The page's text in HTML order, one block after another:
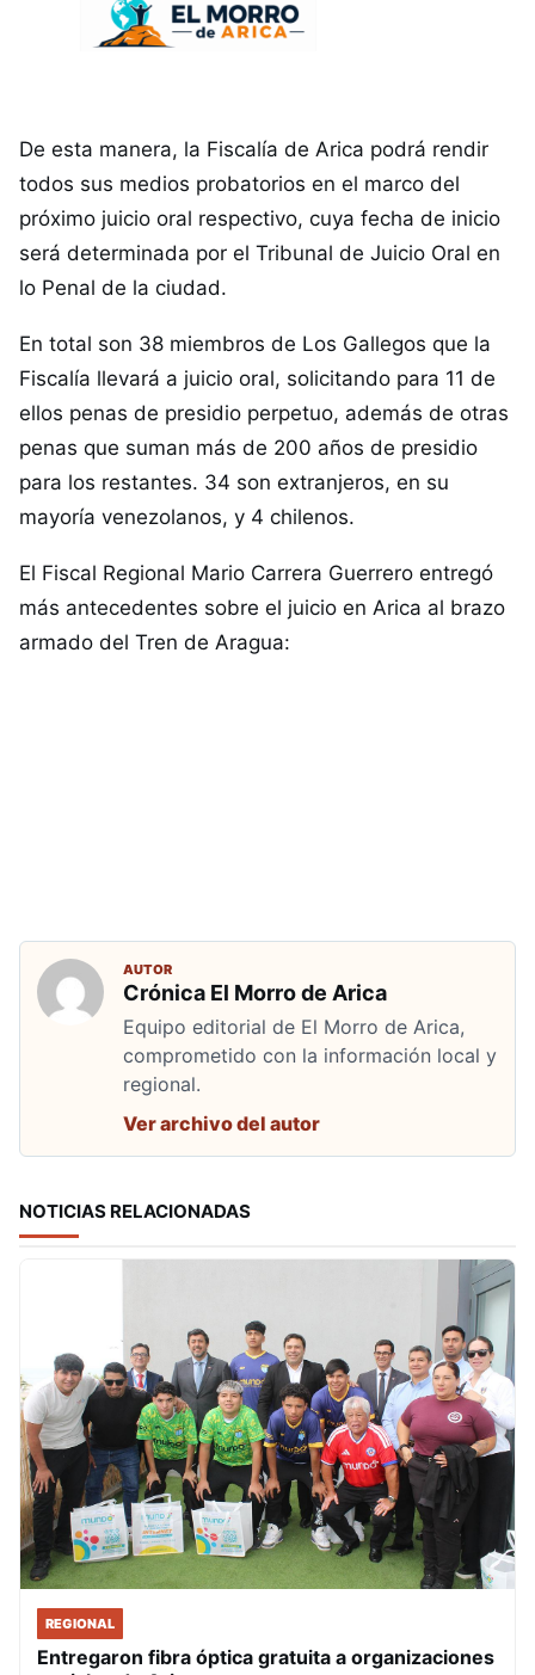
De esta manera, la Fiscalía de Arica podrá rendir
todos sus medios probatorios en el marco del
próximo juicio oral respectivo, cuya fecha de inicio
será determinada por el Tribunal de Juicio Oral en
lo Penal de la ciudad.
En total son 38 miembros de Los Gallegos que la
Fiscalía llevará a juicio oral, solicitando para 11 de
ellos penas de presidio perpetuo, además de otras
penas que suman más de 200 años de presidio
para los restantes. 34 son extranjeros, en su
mayoría venezolanos, y 4 chilenos.
El Fiscal Regional Mario Carrera Guerrero entregó
más antecedentes sobre el juicio en Arica al brazo
armado del Tren de Aragua:
AUTOR
Crónica El Morro de Arica
Equipo editorial de El Morro de Arica,
comprometido con la información local y
regional.
Ver archivo del autor
NOTICIAS RELACIONADAS
REGIONAL
Entregaron fibra óptica gratuita a organizaciones